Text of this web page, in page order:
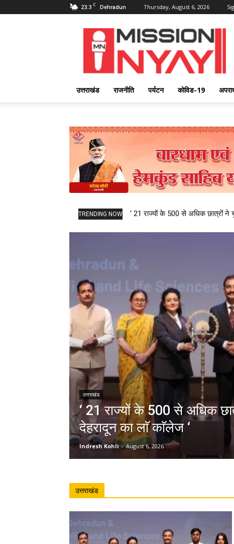
23.3 C Dehradun Thursday, August 6, 2026
Mission
Nyay
उत्तराखंड राजनीति पर्यटन कोविड-19
TRENDING NOW ‘ 21 राज्यों के 500 से अधिक छात्रों ने
उत्तराखंड
‘ 21 राज्यों के 500 से अधिक
देहरादून का लाॅ काॅलेज ‘
Indresh Kohli - August 6, 2026
उत्तराखंड